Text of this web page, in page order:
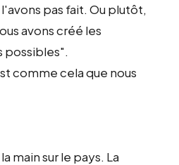
pas fait. Ou plutôt,
avons créé les
possibles".
comme cela que nous
main sur le pays. La